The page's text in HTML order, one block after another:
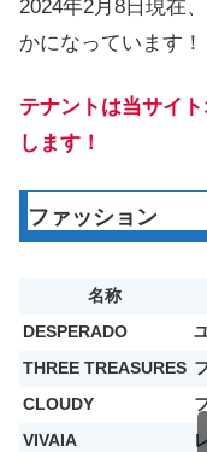
2024年2月8日現在
かになっています！
テナントは当サイ
します！
ファッション
名称
DESPERADO
THREE TREASURES
CLOUDY
VIVAIA